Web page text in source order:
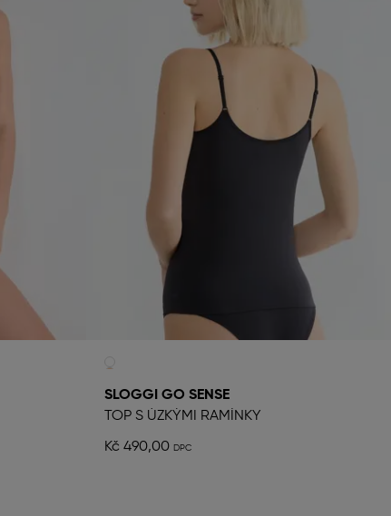
SLOGGI GO SENSE
TOP S ÚZKÝMI RAMÍNKY
Kč 490,00